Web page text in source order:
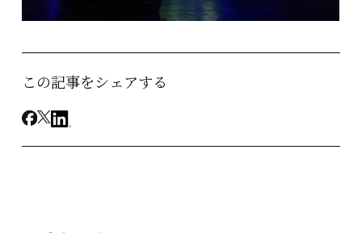
この記事をシェアする